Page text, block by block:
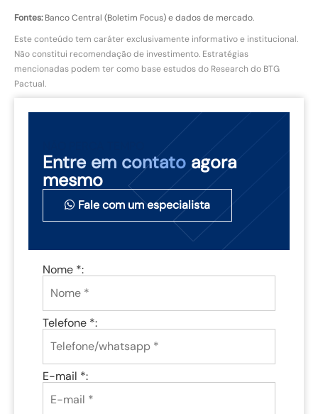
Fontes:Banco Central (Boletim Focus) e dados de mercado.
Este conteúdo tem caráter exclusivamente informativo e institucional.
Não constitui recomendação de investimento. Estratégias
mencionadas podem ter como base estudos do Research do BTG
Pactual.
Entre em contato agora
mesmo
Fale com um especialista
Nome *:
Telefone *:
E-mail *: